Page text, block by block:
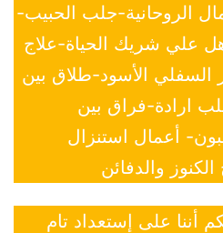
الروحانية-جلب الحبيب-
علي شريك الحياة-علاج
الأسود-طلاق بين
ارادة-فراق بين
أعمال استنزال
والدفائن
أننا على إستعداد تام